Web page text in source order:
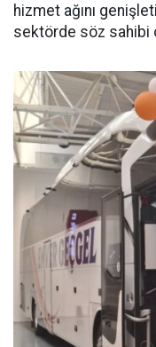
hizmet ağını
sektörde söz sahibi